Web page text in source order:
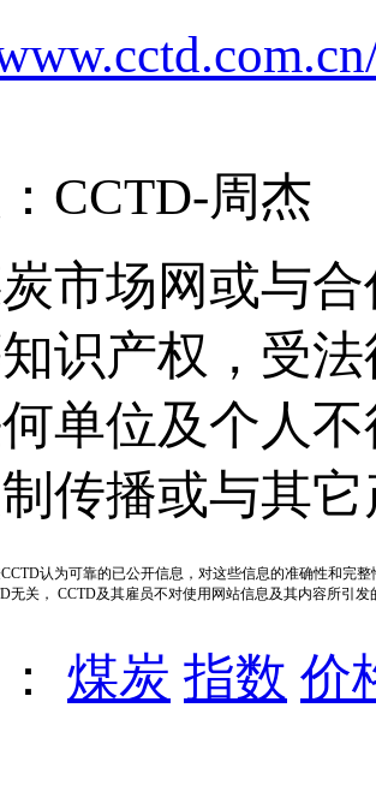
CCTD-周杰
市场网或与
识产权，受
单位及个人
传播或与其
认为可靠的已公开信息，对这些信息的准确性和完
无关， CCTD及其雇员不对使用网站信息及其内容所引
煤炭 指数 价